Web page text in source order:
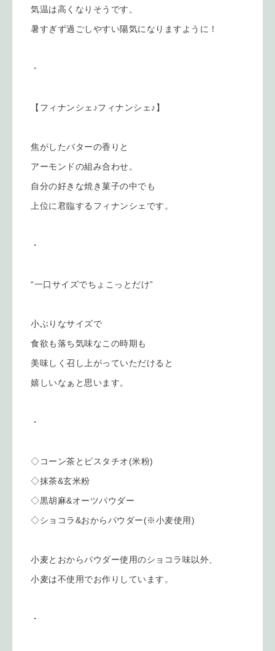
気温は高くなりそうです。
暑すぎず過ごしやすい陽気になりますように！
・
【フィナンシェ♪フィナンシェ♪】
焦がしたバターの香りと
アーモンドの組み合わせ。
自分の好きな焼き菓子の中でも
上位に君臨するフィナンシェです。
・
“一口サイズでちょこっとだけ”
小ぶりなサイズで
食欲も落ち気味なこの時期も
美味しく召し上がっていただけると
嬉しいなぁと思います。
・
◇コーン茶とピスタチオ(米粉)
◇抹茶&玄米粉
◇黒胡麻&オーツパウダー
◇ショコラ&おからパウダー(※小麦使用)
小麦とおからパウダー使用のショコラ味以外、
小麦は不使用でお作りしています。
・